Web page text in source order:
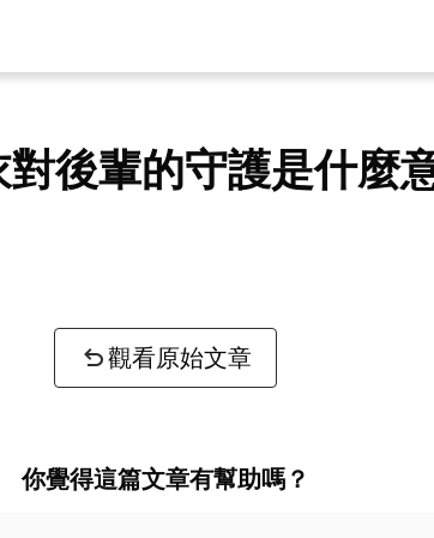
後輩的守護是什麼
觀看原始文章
你覺得這篇文章有幫助嗎？